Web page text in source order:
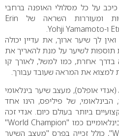
על כל מסלולי האופנה ברחבי
ומעוררות השראה של Erin
ו-Yohji Yamamoto
.
לך שיער ארוך, את עדיין יכולה
תוספות לשיער על מנת להאריך את
אחרת, כמו למשל, לאורך קו
את המראה שעובד עבורך.
(אנדי אופלס), מעצב שיער בינלאומי
הבינלאומי, של פיליפס, הינו אחד
ביותר בעולם כיום. אנדי זכה
כמו "World Champion
"
", כולל זכייה בפרס "מעצב השיער